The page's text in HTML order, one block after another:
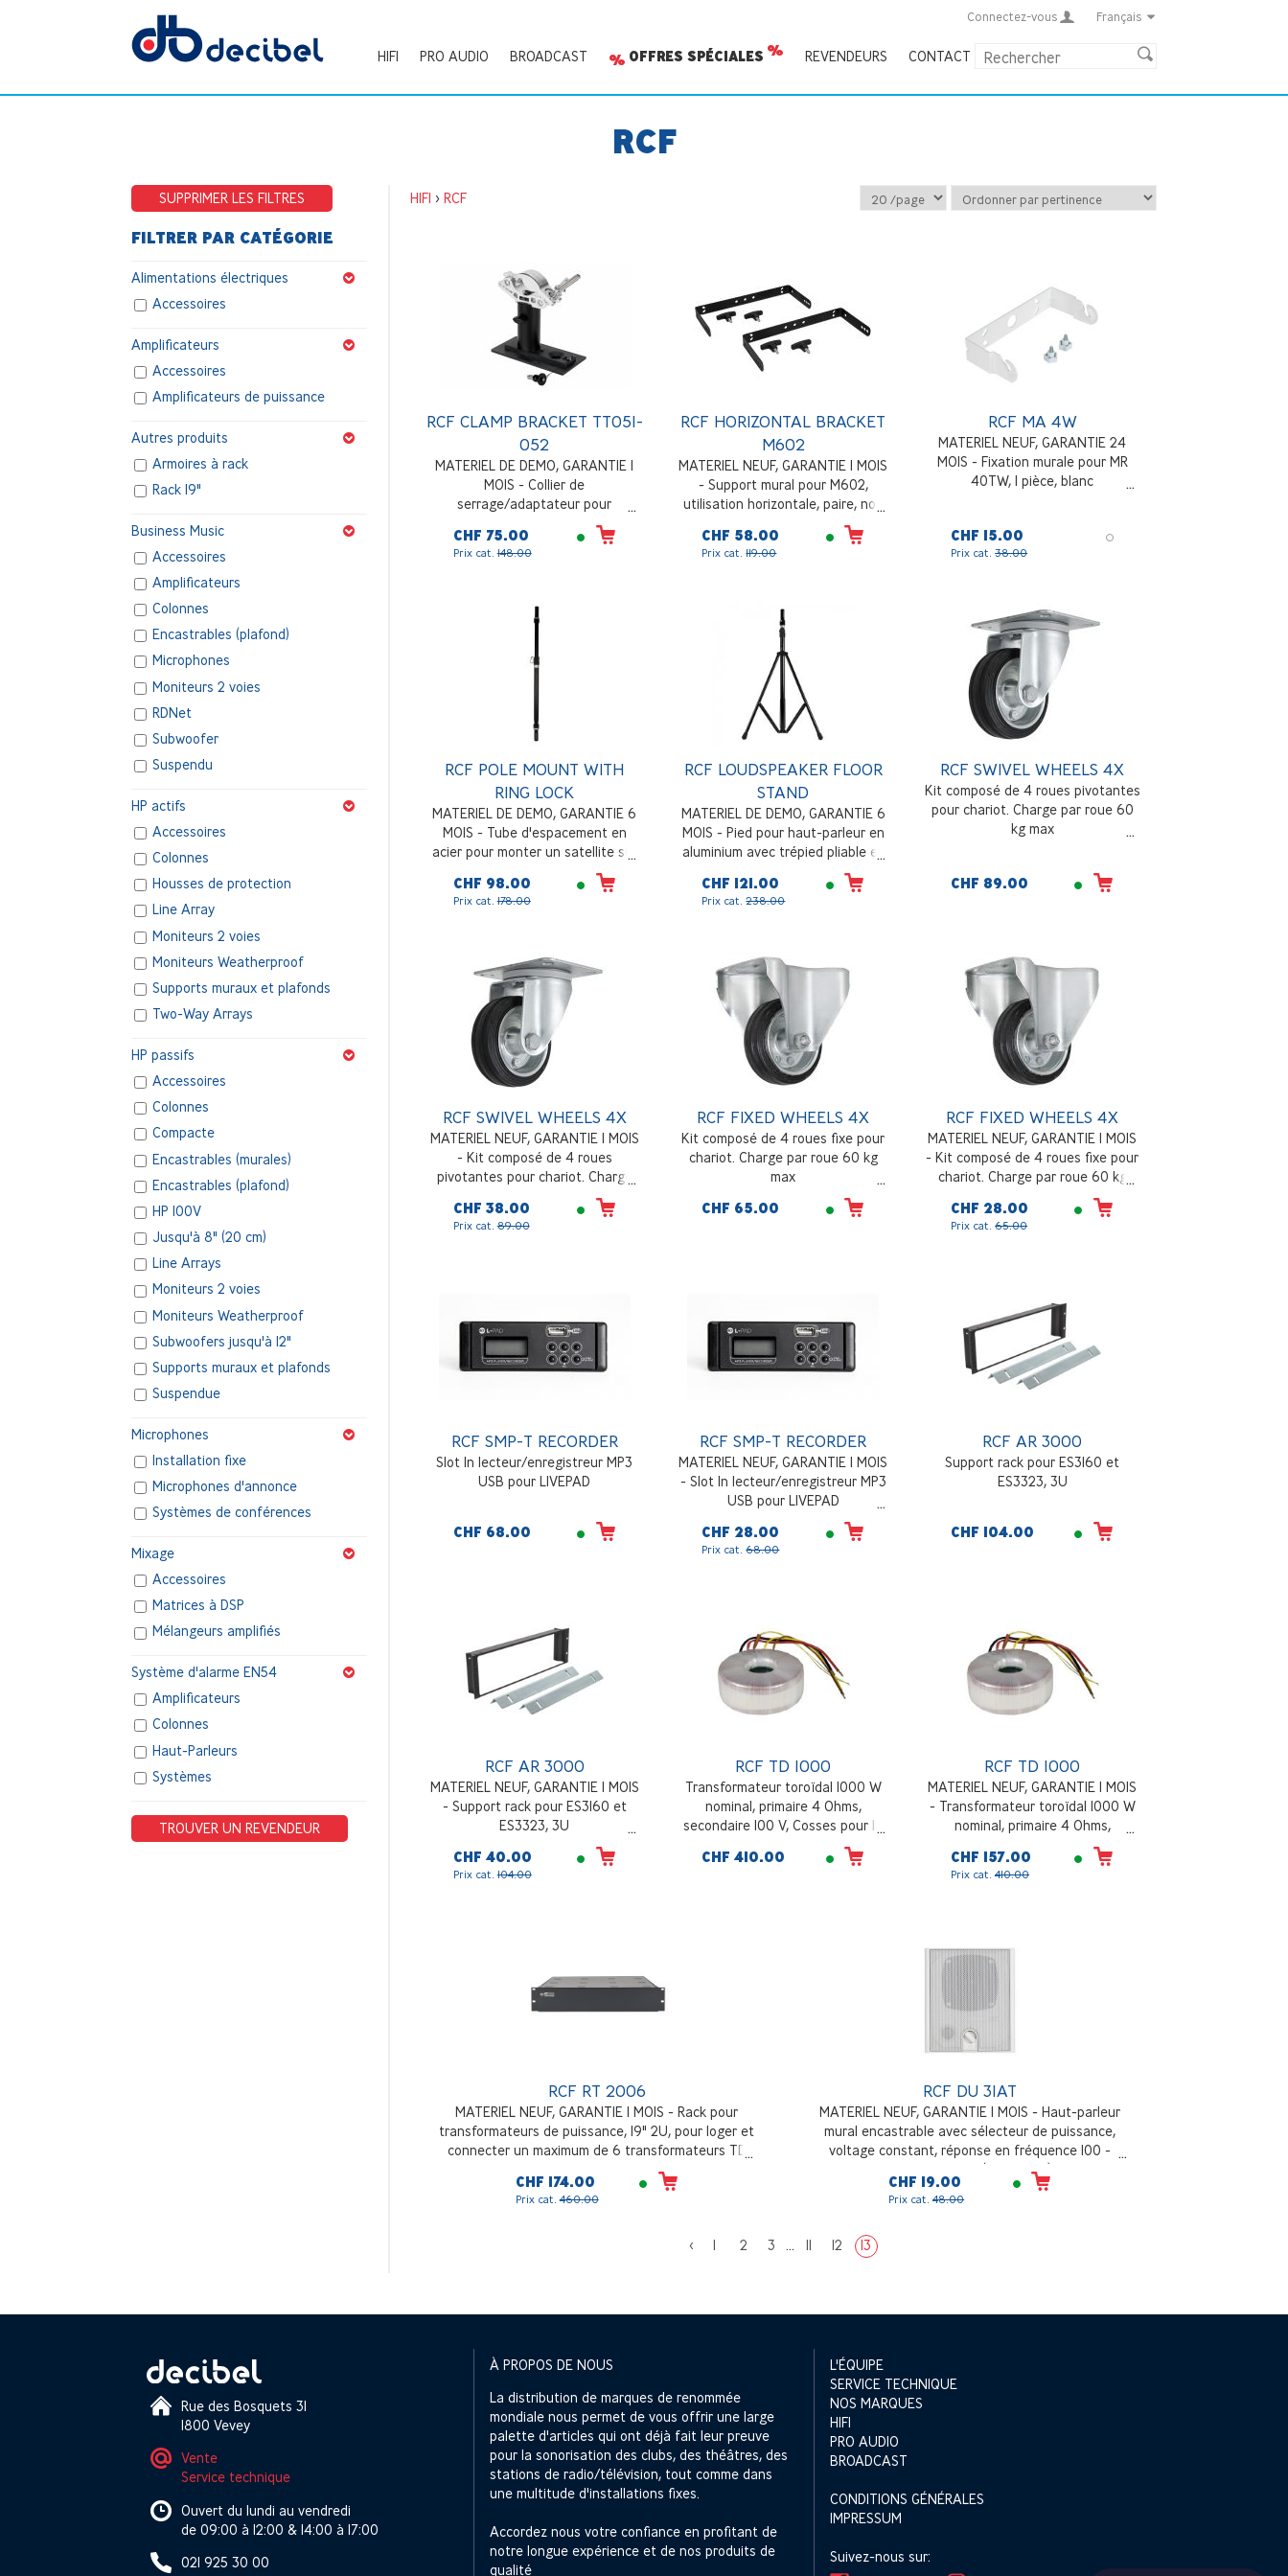
Connectez-vous Français
HIFI PRO AUDIO BROADCAST OFFRES SPÉCIALES REVENDEURS CONTACT
RCF
SUPPRIMER LES FILTRES
FILTRER PAR CATÉGORIE
Alimentations électriques
Accessoires
Amplificateurs
Accessoires
Amplificateurs de puissance
Autres produits
Armoires à rack
Rack 19"
Business Music
Accessoires
Amplificateurs
Colonnes
Encastrables (plafond)
Microphones
Moniteurs 2 voies
RDNet
Subwoofer
Suspendu
HP actifs
Accessoires
Colonnes
Housses de protection
Line Array
Moniteurs 2 voies
Moniteurs Weatherproof
Supports muraux et plafonds
Two-Way Arrays
HP passifs
Accessoires
Colonnes
Compacte
Encastrables (murales)
Encastrables (plafond)
HP 100V
Jusqu'à 8" (20 cm)
Line Arrays
Moniteurs 2 voies
Moniteurs Weatherproof
Subwoofers jusqu'à 12"
Supports muraux et plafonds
Suspendue
Microphones
Installation fixe
Microphones d'annonce
Systèmes de conférences
Mixage
Accessoires
Matrices à DSP
Mélangeurs amplifiés
Système d'alarme EN54
Amplificateurs
Colonnes
Haut-Parleurs
Systèmes
TROUVER UN REVENDEUR
HIFI > RCF
RCF CLAMP BRACKET TT051-
052
MATERIEL DE DEMO, GARANTIE 1
MOIS - Collier de
serrage/adaptateur pour
CHF 75.00
Prix cat.148.00
RCF HORIZONTAL BRACKET
M602
MATERIEL NEUF, GARANTIE 1 MOIS
- Support mural pour M602,
utilisation horizontale, paire, noir
CHF 58.00
Prix cat.119.00
RCF MA 4W
MATERIEL NEUF, GARANTIE 24
MOIS - Fixation murale pour MR
40TW, 1 pièce, blanc
CHF 15.00
Prix cat.38.00
RCF POLE MOUNT WITH
RING LOCK
MATERIEL DE DEMO, GARANTIE 6
MOIS - Tube d'espacement en
acier pour monter un satellite sur
un subwoofer, version PRO
CHF 98.00
Prix cat.178.00
RCF LOUDSPEAKER FLOOR
STAND
MATERIEL DE DEMO, GARANTIE 6
MOIS - Pied pour haut-parleur en
aluminium avec trépied pliable et
tige télescopique, modèle PRO,
diamètre 35mm, capacité de
charge jusqu'à 50 kg, poids: 4,5 kg
CHF 121.00
Prix cat.238.00
RCF SWIVEL WHEELS 4X
Kit composé de 4 roues pivotantes
pour chariot. Charge par roue 60
kg max
CHF 89.00
RCF SWIVEL WHEELS 4X
MATERIEL NEUF, GARANTIE 1 MOIS
- Kit composé de 4 roues
pivotantes pour chariot. Charge
CHF 38.00
Prix cat.89.00
RCF FIXED WHEELS 4X
Kit composé de 4 roues fixe pour
chariot. Charge par roue 60 kg
max
CHF 65.00
RCF FIXED WHEELS 4X
MATERIEL NEUF, GARANTIE 1 MOIS
- Kit composé de 4 roues fixe pour
chariot. Charge par roue 60 kg
CHF 28.00
Prix cat.65.00
RCF SMP-T RECORDER
Slot In lecteur/enregistreur MP3
USB pour LIVEPAD
CHF 68.00
RCF SMP-T RECORDER
MATERIEL NEUF, GARANTIE 1 MOIS
- Slot In lecteur/enregistreur MP3
USB pour LIVEPAD
CHF 28.00
Prix cat.68.00
RCF AR 3000
Support rack pour ES3160 et
ES3323, 3U
CHF 104.00
RCF AR 3000
MATERIEL NEUF, GARANTIE 1 MOIS
- Support rack pour ES3160 et
ES3323, 3U
CHF 40.00
Prix cat.104.00
RCF TD 1000
Transformateur toroïdal 1000 W
nominal, primaire 4 Ohms,
secondaire 100 V, Cosses pour la
connexion rapide au panneau RT
2006
CHF 410.00
RCF TD 1000
MATERIEL NEUF, GARANTIE 1 MOIS
- Transformateur toroïdal 1000 W
nominal, primaire 4 Ohms,
secondaire 100 V, Cosses pour la
connexion rapide au panneau RT
2006
CHF 157.00
Prix cat.410.00
RCF RT 2006
MATERIEL NEUF, GARANTIE 1 MOIS - Rack pour
transformateurs de puissance, 19" 2U, pour loger et
connecter un maximum de 6 transformateurs TD
300, 4 TD 500 ou 2 TD 1000, Possibilité de combiner
à l'intérieur du panneau des transformateurs de
plusieurs puissances
CHF 174.00
Prix cat.460.00
RCF DU 31AT
MATERIEL NEUF, GARANTIE 1 MOIS - Haut-parleur
mural encastrable avec sélecteur de puissance,
voltage constant, réponse en fréquence 100 -
17000Hz, blanc (RAL 9002)
CHF 19.00
Prix cat.48.00
< 1 2 3 ... 11 12 13
Rue des Bosquets 31
1800 Vevey
Vente
Service technique
Ouvert du lundi au vendredi
de 09:00 à 12:00 & 14:00 à 17:00
021 925 30 00
À PROPOS DE NOUS
La distribution de marques de renommée
mondiale nous permet de vous offrir une large
palette d'articles qui ont déjà fait leur preuve
pour la sonorisation des clubs, des théâtres, des
stations de radio/télévision, tout comme dans
une multitude d'installations fixes.
Accordez nous votre confiance en profitant de
notre longue expérience et de nos produits de
qualité
L'ÉQUIPE
SERVICE TECHNIQUE
NOS MARQUES
HIFI
PRO AUDIO
BROADCAST
CONDITIONS GÉNÉRALES
IMPRESSUM
Suivez-nous sur: